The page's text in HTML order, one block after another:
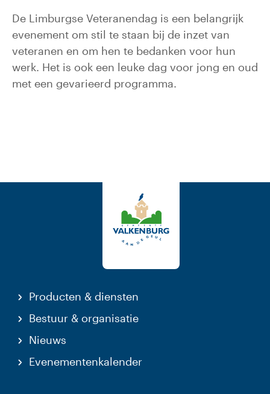
De Limburgse Veteranendag is een belangrijk
evenement om stil te staan bij de inzet van
veteranen en om hen te bedanken voor hun
werk. Het is ook een leuke dag voor jong en oud
met een gevarieerd programma.
Producten & diensten
Bestuur & organisatie
Nieuws
Evenementenkalender